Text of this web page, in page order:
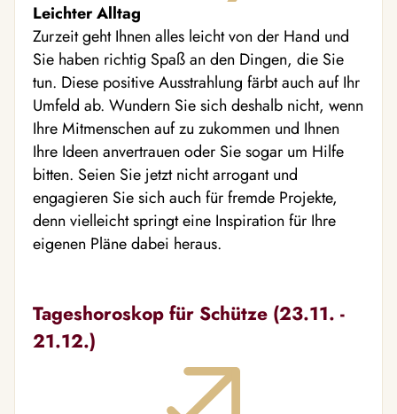
Leichter Alltag
Zurzeit geht Ihnen alles leicht von der Hand und
Sie haben richtig Spaß an den Dingen, die Sie
tun. Diese positive Ausstrahlung färbt auch auf Ihr
Umfeld ab. Wundern Sie sich deshalb nicht, wenn
Ihre Mitmenschen auf zu zukommen und Ihnen
Ihre Ideen anvertrauen oder Sie sogar um Hilfe
bitten. Seien Sie jetzt nicht arrogant und
engagieren Sie sich auch für fremde Projekte,
denn vielleicht springt eine Inspiration für Ihre
eigenen Pläne dabei heraus.
Tageshoroskop für Schütze (23.11. -
21.12.)